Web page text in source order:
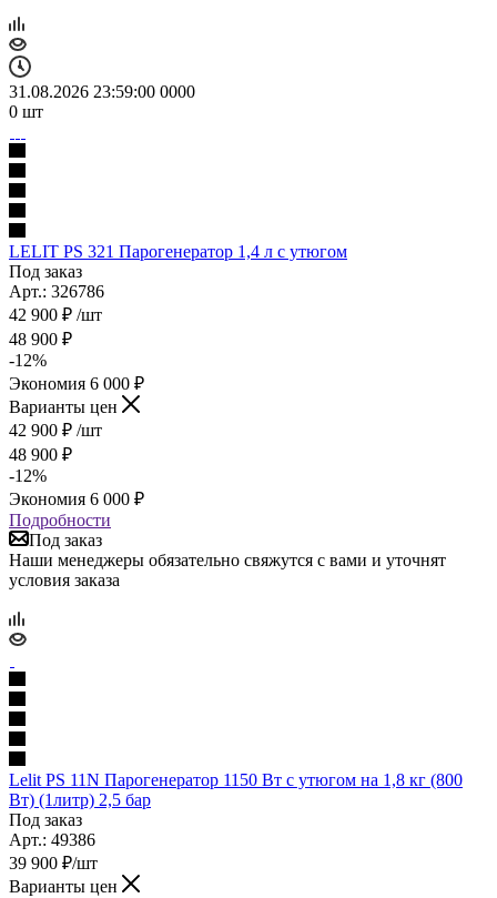
31.08.2026 23:59:00 0000
0 шт
LELIT PS 321 Парогенератор 1,4 л с утюгом
Под заказ
Арт.: 326786
42 900 ₽ /шт
48 900 ₽
-12%
Экономия 6 000 ₽
Варианты цен
42 900 ₽ /шт
48 900 ₽
-12%
Экономия 6 000 ₽
Подробности
Под заказ
Наши менеджеры обязательно свяжутся с вами и уточнят
условия заказа
Lelit PS 11N Парогенератор 1150 Вт с утюгом на 1,8 кг (800
Вт) (1литр) 2,5 бар
Под заказ
Арт.: 49386
39 900 ₽/шт
Варианты цен